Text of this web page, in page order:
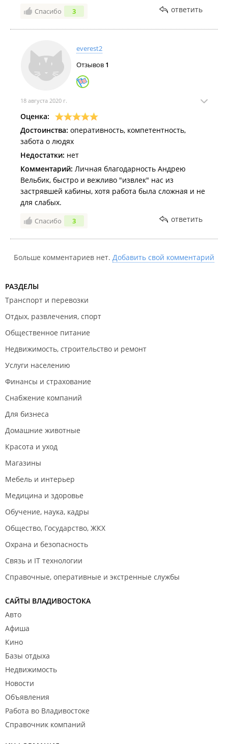
Спасибо 3 ответить
everest2
Отзывов 1
18 августа 2020 г.
Оценка:
Достоинства: оперативность, компетентность,
забота о людях
Недостатки: нет
Комментарий: Личная благодарность Андрею
Вельбик, быстро и вежливо "извлек" нас из
застрявшей кабины, хотя работа была сложная и не
для слабых.
Спасибо 3 ответить
Больше комментариев нет. Добавить свой комментарий
РАЗДЕЛЫ
Транспорт и перевозки
Отдых, развлечения, спорт
Общественное питание
Недвижимость, строительство и ремонт
Услуги населению
Финансы и страхование
Снабжение компаний
Для бизнеса
Домашние животные
Красота и уход
Магазины
Мебель и интерьер
Медицина и здоровье
Обучение, наука, кадры
Общество, Государство, ЖКХ
Охрана и безопасность
Связь и IT технологии
Справочные, оперативные и экстренные службы
САЙТЫ ВЛАДИВОСТОКА
Авто
Афиша
Кино
Базы отдыха
Недвижимость
Новости
Объявления
Работа во Владивостоке
Справочник компаний